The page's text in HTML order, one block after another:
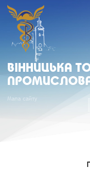
ВIННИЦЬКА
Мапа сайту